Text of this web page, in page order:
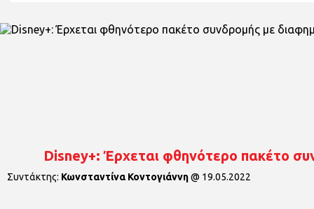
Disney+: Έρχεται φθηνότερo πακέτo
Συντάκτης: Κωνσταντίνα Κοντογιάννη@ 19.05.2022